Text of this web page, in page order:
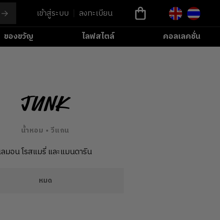
เข้าสู่ระบบ
ลงทะเบียน
ของขวัญ ไลฟสไตล์ คอลเลคชั่น
Junk
น้ำหอม • วีแกน
ลมอน โรสแมรี่ และแมนดาริน
หมด